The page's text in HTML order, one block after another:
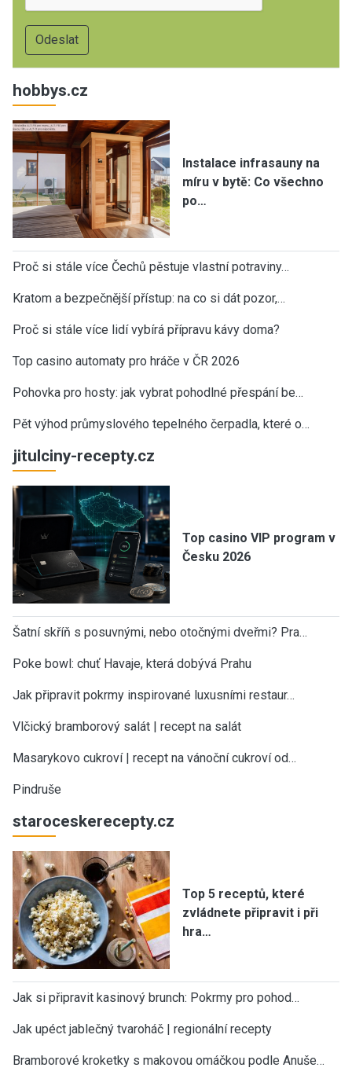
hobbys.cz
Instalace infrasauny na
míru v bytě: Co všechno
po…
Proč si stále více Čechů pěstuje vlastní potraviny…
Kratom a bezpečnější přístup: na co si dát pozor,…
Proč si stále více lidí vybírá přípravu kávy doma?
Top casino automaty pro hráče v ČR 2026
Pohovka pro hosty: jak vybrat pohodlné přespání be…
Pět výhod průmyslového tepelného čerpadla, které o…
jitulciny-recepty.cz
Top casino VIP program v
Česku 2026
Šatní skříň s posuvnými, nebo otočnými dveřmi? Pra…
Poke bowl: chuť Havaje, která dobývá Prahu
Jak připravit pokrmy inspirované luxusními restaur…
Vlčický bramborový salát | recept na salát
Masarykovo cukroví | recept na vánoční cukroví od…
Pindruše
staroceskerecepty.cz
Top 5 receptů, které
zvládnete připravit i při
hra…
Jak si připravit kasinový brunch: Pokrmy pro pohod…
Jak upéct jablečný tvaroháč | regionální recepty
Bramborové kroketky s makovou omáčkou podle Anuše…